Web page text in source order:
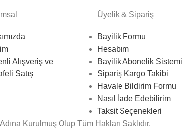
Alışveriş ve
Satış
Üyelik & Sipariş
Bayilik Formu
Hesabım
Bayilik Abonelik Sistemi
Sipariş Kargo Takibi
Havale Bildirim Formu
Nasıl İade Edebilirim
Taksit Seçenekleri
Kurulmuş Olup Tüm Hakları Saklıdır.